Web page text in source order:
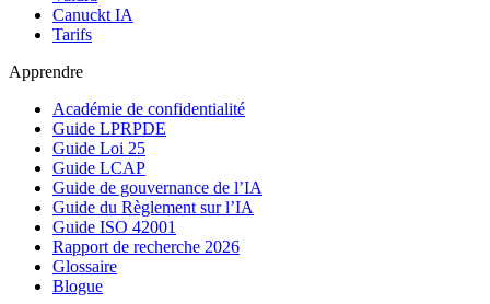
Canuckt IA
Tarifs
Apprendre
Académie de confidentialité
Guide LPRPDE
Guide Loi 25
Guide LCAP
Guide de gouvernance de l’IA
Guide du Règlement sur l’IA
Guide ISO 42001
Rapport de recherche 2026
Glossaire
Blogue